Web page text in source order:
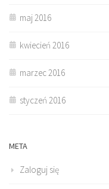
maj 2016
kwiecień 2016
marzec 2016
styczeń 2016
META
Zaloguj się